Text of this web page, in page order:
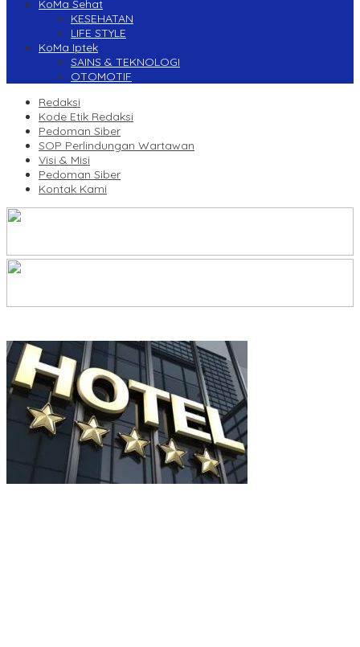
KoMa Sehat
KESEHATAN
LIFE STYLE
KoMa Iptek
SAINS & TEKNOLOGI
OTOMOTIF
Redaksi
Kode Etik Redaksi
Pedoman Siber
SOP Perlindungan Wartawan
Visi & Misi
Pedoman Siber
Kontak Kami